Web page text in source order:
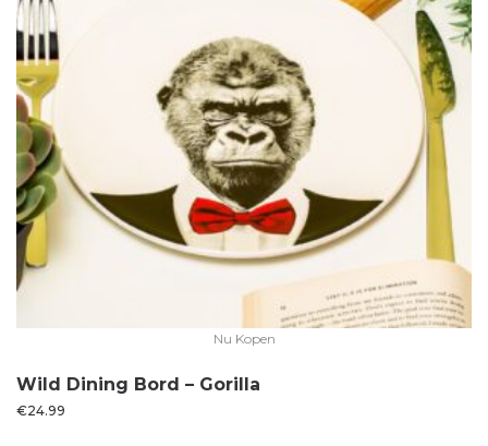
Nu Kopen
Wild Dining Bord – Gorilla
€24.99